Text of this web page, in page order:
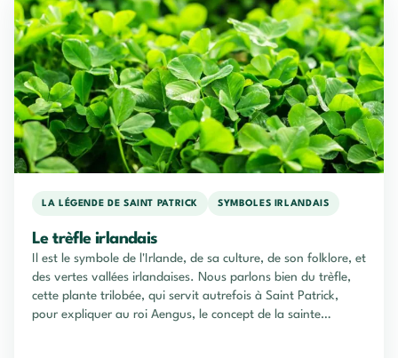
LA LÉGENDE DE SAINT PATRICK SYMBOLES IRLANDAIS
Le trèfle irlandais
Il est le symbole de l'Irlande, de sa culture, de son folklore, et
des vertes vallées irlandaises. Nous parlons bien du trèfle,
cette plante trilobée, qui servit autrefois à Saint Patrick,
pour expliquer au roi Aengus, le concept de la sainte